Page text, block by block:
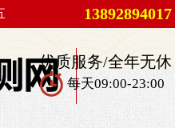
13892894017
优质服务/全年无休
每天09:00-23:00